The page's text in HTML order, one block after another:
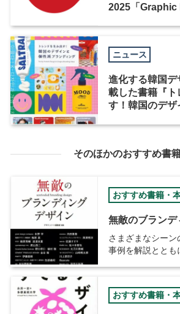
2025「
ニュース
進化する韓国
載した書籍『ト
す！韓国のデザ
そのほかのおすすめ書
おすすめ書籍・
無敵のブラン
さまざまなシー
事例を解説ととも
おすすめ書籍・